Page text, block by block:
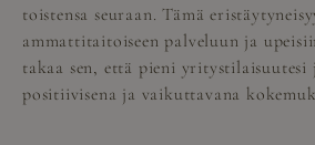
toistensa seuraan. Tämä
ammattitaitoiseen palveluun ja
takaa sen, että pieni yritystilaisuutesi
positiivisena ja vaikuttavana